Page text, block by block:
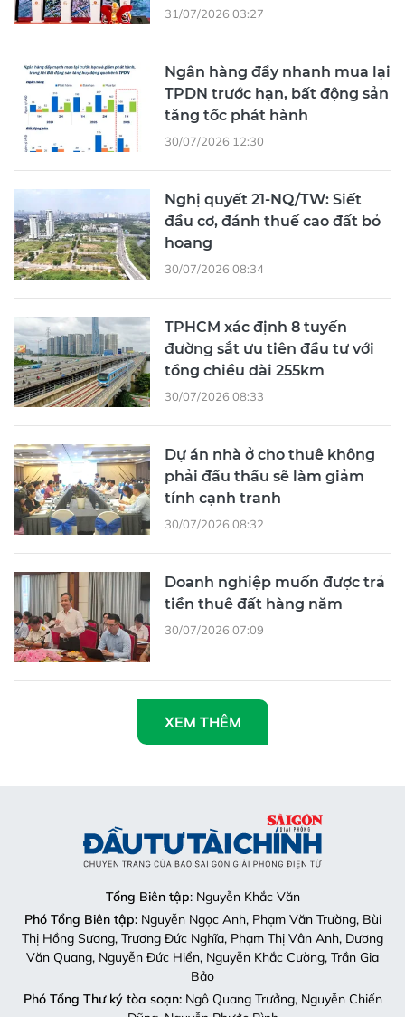
31/07/2026 03:27
Ngân hàng đẩy nhanh mua lại
TPDN trước hạn, bất động sản
tăng tốc phát hành
30/07/2026 12:30
Nghị quyết 21-NQ/TW: Siết
đầu cơ, đánh thuế cao đất bỏ
hoang
30/07/2026 08:34
TPHCM xác định 8 tuyến
đường sắt ưu tiên đầu tư với
tổng chiều dài 255km
30/07/2026 08:33
Dự án nhà ở cho thuê không
phải đấu thầu sẽ làm giảm
tính cạnh tranh
30/07/2026 08:32
Doanh nghiệp muốn được trả
tiền thuê đất hàng năm
30/07/2026 07:09
XEM THÊM
Tổng Biên tập: Nguyễn Khắc Văn
Phó Tổng Biên tập:Nguyễn Ngọc Anh, Phạm Văn Trường, Bùi
Thị Hồng Sương, Trương Đức Nghĩa, Phạm Thị Vân Anh, Dương
Văn Quang, Nguyễn Đức Hiển, Nguyễn Khắc Cường, Trần Gia
Bảo
Phó Tổng Thư ký tòa soạn:Ngô Quang Trưởng, Nguyễn Chiến